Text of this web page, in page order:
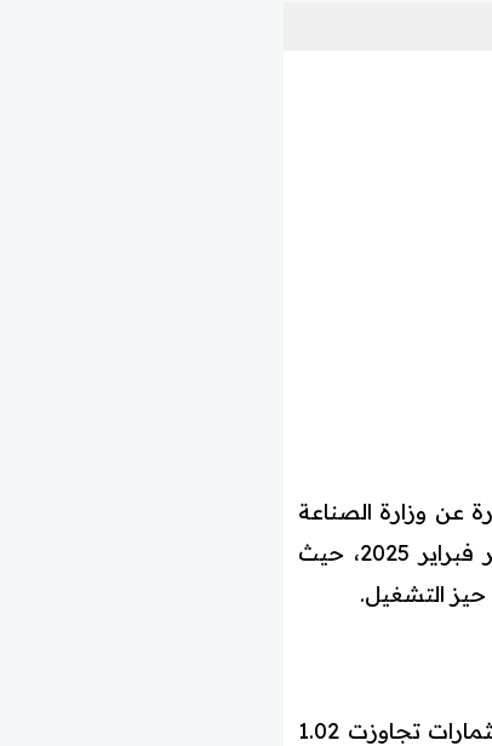
عن وزارة الصناعة
والثروة المعدنية، والتي كشف عنها المركز الوطني للمعلومات الصناعية والتعدينية لشهر فبراير 2025، حيث
التشغيل.
أوضحت البيانات أن الوزارة أصدرت 105 تراخيص صناعية جديدة خلال شهر فبراير، باستثمارات تجاوزت 1.02